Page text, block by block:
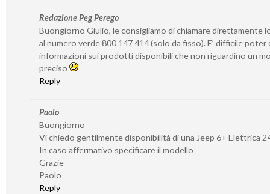
Redazione Peg Perego
Buongiorno Giulio, le consigliamo di chiamare direttamente
al numero verde 800 147 414 (solo da fisso). E’ difficile poter
informazioni sui prodotti disponibili che non riguardino un
preciso
Reply
Paolo
Buongiorno
Vi chiedo gentilmente disponibilità di una Jeep 6+ Elettrica
In caso affermativo specificare il modello
Grazie
Paolo
Reply